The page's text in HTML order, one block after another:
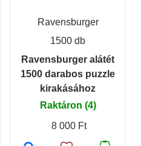
Ravensburger
1500 db
Ravensburger alátét
1500 darabos puzzle
kirakásához
Raktáron (4)
8 000 Ft